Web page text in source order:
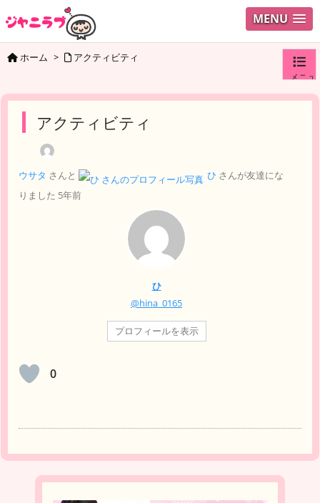
MENU
メニュ
ホーム > アクティビティ
アクティビティ
ウサタ さんと ひ さんが友達にな
りました 5年前
ひ
@hina_0165
プロフィールを表示
0